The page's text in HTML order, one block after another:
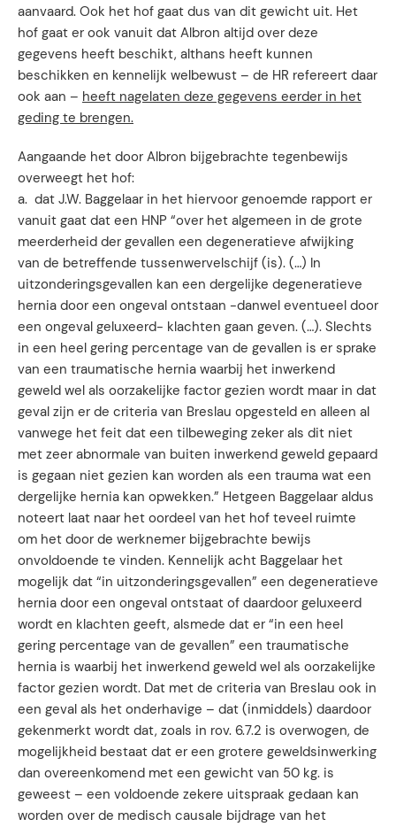
aanvaard. Ook het hof gaat dus van dit gewicht uit. Het
hof gaat er ook vanuit dat Albron altijd over deze
gegevens heeft beschikt, althans heeft kunnen
beschikken en kennelijk welbewust – de HR refereert daar
ook aan – heeft nagelaten deze gegevens eerder in het
geding te brengen.
Aangaande het door Albron bijgebrachte tegenbewijs
overweegt het hof:
a. dat J.W. Baggelaar in het hiervoor genoemde rapport er
vanuit gaat dat een HNP “over het algemeen in de grote
meerderheid der gevallen een degeneratieve afwijking
van de betreffende tussenwervelschijf (is). (…) In
uitzonderingsgevallen kan een dergelijke degeneratieve
hernia door een ongeval ontstaan -danwel eventueel door
een ongeval geluxeerd- klachten gaan geven. (…). Slechts
in een heel gering percentage van de gevallen is er sprake
van een traumatische hernia waarbij het inwerkend
geweld wel als oorzakelijke factor gezien wordt maar in dat
geval zijn er de criteria van Breslau opgesteld en alleen al
vanwege het feit dat een tilbeweging zeker als dit niet
met zeer abnormale van buiten inwerkend geweld gepaard
is gegaan niet gezien kan worden als een trauma wat een
dergelijke hernia kan opwekken.” Hetgeen Baggelaar aldus
noteert laat naar het oordeel van het hof teveel ruimte
om het door de werknemer bijgebrachte bewijs
onvoldoende te vinden. Kennelijk acht Baggelaar het
mogelijk dat “in uitzonderingsgevallen” een degeneratieve
hernia door een ongeval ontstaat of daardoor geluxeerd
wordt en klachten geeft, alsmede dat er “in een heel
gering percentage van de gevallen” een traumatische
hernia is waarbij het inwerkend geweld wel als oorzakelijke
factor gezien wordt. Dat met de criteria van Breslau ook in
een geval als het onderhavige – dat (inmiddels) daardoor
gekenmerkt wordt dat, zoals in rov. 6.7.2 is overwogen, de
mogelijkheid bestaat dat er een grotere geweldsinwerking
dan overeenkomend met een gewicht van 50 kg. is
geweest – een voldoende zekere uitspraak gedaan kan
worden over de medisch causale bijdrage van het